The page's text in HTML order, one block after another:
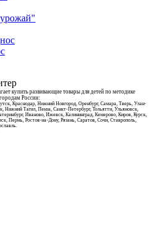
купить развивающие товары для детей по методике
России:
Краснодар, Нижний Новгород, Оренбург, Самара, Тверь, Улан-
Нижний Тагил, Пенза, Санкт-Петербург, Тольятти, Ульяновск,
Иваново, Ижевск, Калининград, Кемерово, Киров, Курск,
Пермь, Ростов-на-Дону, Рязань, Саратов, Сочи, Ставрополь,